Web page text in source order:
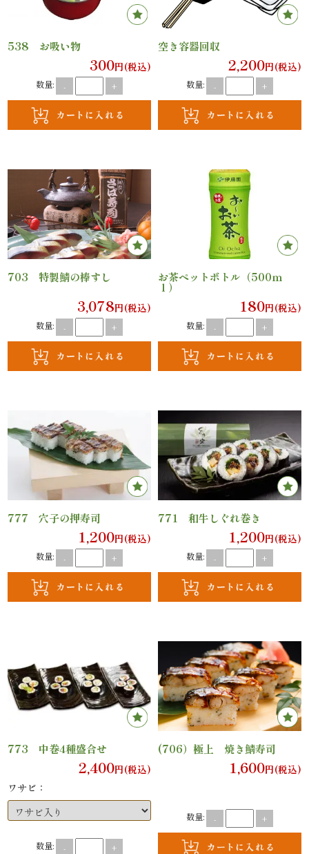
理
オ
ド
ブ
寿
司
一
プ
ン
江
肉
メ
鰻・
海
イ
538 お吸い物
300円(税込)
数量: - +
空き容器回収
2,200円(税込)
数量: - +
703 特製鯖の棒すし
3,078円(税込)
数量: - +
お茶ペットボトル（500ｍ
ｌ）
180円(税込)
数量: - +
777 穴子の押寿司
1,200円(税込)
数量: - +
771 和牛しぐれ巻き
1,200円(税込)
数量: - +
773 中巻4種盛合せ
2,400円(税込)
ワサビ：
数量: - +
(706）極上 焼き鯖寿司
1,600円(税込)
数量: - +